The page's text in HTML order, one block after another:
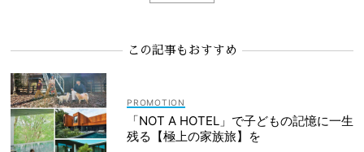
この記事もおすすめ
「NOT A HOTEL」で子どもの記憶に一生
残る【極上の家族旅】を